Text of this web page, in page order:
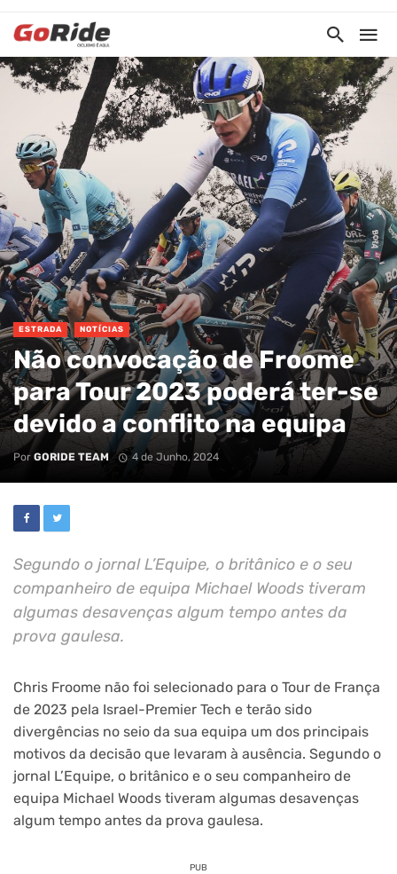
ESTRADA NOTÍCIAS
Não convocação de Froome
para Tour 2023 poderá ter-se
devido a conflito na equipa
Por GORIDE TEAM 4 de Junho, 2024
Segundo o jornal L’Equipe, o britânico e o seu
companheiro de equipa Michael Woods tiveram
algumas desavenças algum tempo antes da
prova gaulesa.
Chris Froome não foi selecionado para o Tour de França
de 2023 pela Israel-Premier Tech e terão sido
divergências no seio da sua equipa um dos principais
motivos da decisão que levaram à ausência. Segundo o
jornal L’Equipe, o britânico e o seu companheiro de
equipa Michael Woods tiveram algumas desavenças
algum tempo antes da prova gaulesa.
PUB